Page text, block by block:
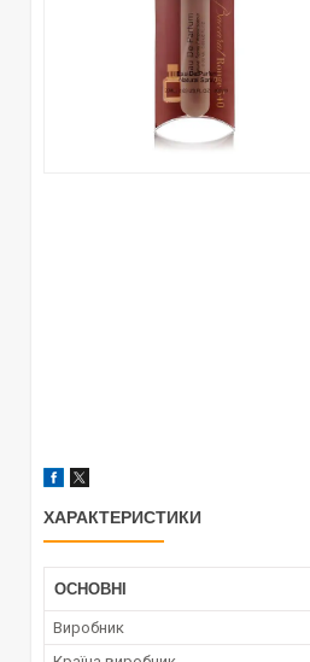
ХАРАКТЕРИСТИКИ
ОСНОВНІ
Виробник